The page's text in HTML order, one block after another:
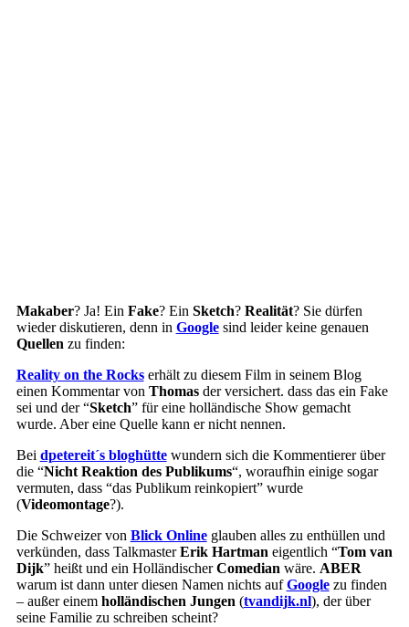
Makaber? Ja! Ein Fake? Ein Sketch? Realität? Sie dürfen
wieder diskutieren, denn in Googlesind leider keine genauen
Quellen zu finden:
Reality on the Rockserhält zu diesem Film in seinem Blog
einen Kommentar von Thomasder versichert. dass das ein Fake
sei und der “Sketch” für eine holländische Show gemacht
wurde. Aber eine Quelle kann er nicht nennen.
Bei dpetereit´s bloghüttewundern sich die Kommentierer über
die “Nicht Reaktion des Publikums“, woraufhin einige sogar
vermuten, dass “das Publikum reinkopiert” wurde
(Videomontage?).
Die Schweizer von Blick Onlineglauben alles zu enthüllen und
verkünden, dass TalkmasterErik Hartman eigentlich “Tom van
Dijk” heißt und ein HolländischerComedian wäre. ABER
warum ist dann unter diesen Namen nichts aufGooglezu finden
– außer einem holländischen Jungen (tvandijk.nl), der über
seine Familie zu schreiben scheint?